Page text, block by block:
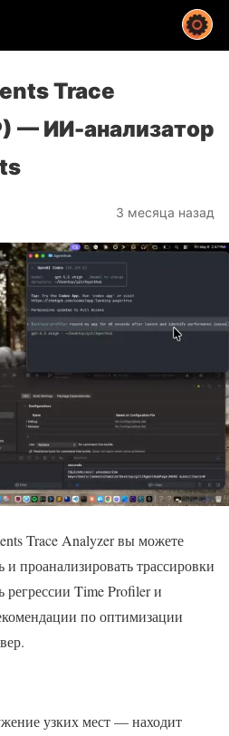
Trace
— ИИ-анализатор
3 месяца назад
Trace Analyzer вы можете
и проанализировать трассировки
регрессии Time Profiler и
по оптимизации
узких мест — находит